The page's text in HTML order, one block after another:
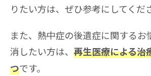
りたい方は、ぜひ参考にしてくだ
また、熱中症の後遺症に関するお
消したい方は、 再生医療による治
つです。